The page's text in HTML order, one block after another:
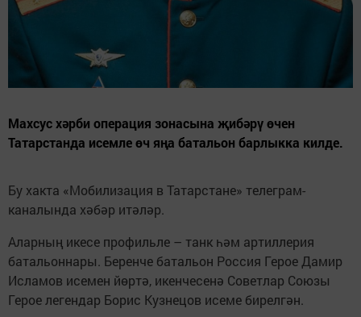
Махсус хәрби операция зонасына җибәрү өчен
Татарстанда исемле өч яңа батальон барлыкка килде.
Бу хакта «Мобилизация в Татарстане» телеграм-
каналында хәбәр итәләр.
Аларның икесе профильле – танк һәм артиллерия
батальоннары. Беренче батальон Россия Герое Дамир
Исламов исемен йөртә, икенчесенә Советлар Союзы
Герое легендар Борис Кузнецов исеме бирелгән.